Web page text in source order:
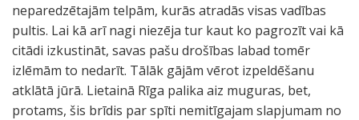
neparedzētajām telpām, kurās atradās visas vadības
pultis. Lai kā arī nagi niezēja tur kaut ko pagrozīt vai kā
citādi izkustināt, savas pašu drošības labad tomēr
izlēmām to nedarīt. Tālāk gājām vērot izpeldēšanu
atklātā jūrā. Lietainā Rīga palika aiz muguras, bet,
protams, šis brīdis par spīti nemitīgajam slapjumam no